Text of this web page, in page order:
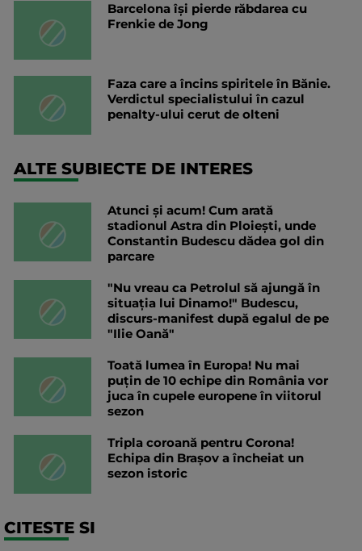
Barcelona își pierde răbdarea cu
Frenkie de Jong
Faza care a încins spiritele în Bănie.
Verdictul specialistului în cazul
penalty-ului cerut de olteni
ALTE SUBIECTE DE INTERES
Atunci și acum! Cum arată
stadionul Astra din Ploiești, unde
Constantin Budescu dădea gol din
parcare
"Nu vreau ca Petrolul să ajungă în
situația lui Dinamo!" Budescu,
discurs-manifest după egalul de pe
"Ilie Oană"
Toată lumea în Europa! Nu mai
puțin de 10 echipe din România vor
juca în cupele europene în viitorul
sezon
Tripla coroană pentru Corona!
Echipa din Brașov a încheiat un
sezon istoric
CITESTE SI